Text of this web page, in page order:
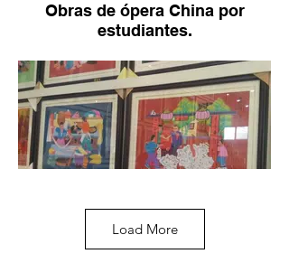
Obras de ópera China por
estudiantes.
Ejemplos de pinturas en China
Load More